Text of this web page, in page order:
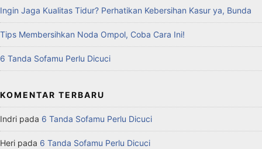
Ingin Jaga Kualitas Tidur? Perhatikan Kebersihan Kasur ya, Bunda
Tips Membersihkan Noda Ompol, Coba Cara Ini!
6 Tanda Sofamu Perlu Dicuci
KOMENTAR TERBARU
Indri pada 6 Tanda Sofamu Perlu Dicuci
Heri pada 6 Tanda Sofamu Perlu Dicuci